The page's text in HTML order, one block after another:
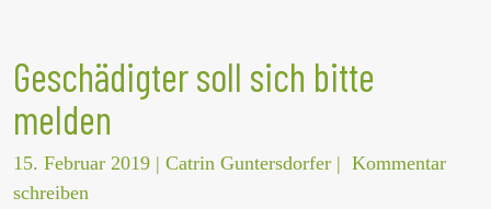
Geschädigter soll sich bitte
melden
15. Februar 2019 | Catrin Guntersdorfer | Kommentar
schreiben